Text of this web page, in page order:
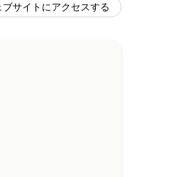
サイトにアクセスする